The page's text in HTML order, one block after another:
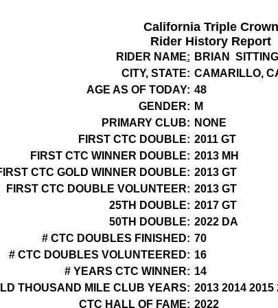
California Triple Crown
Rider History Report
RIDER NAME: BRIAN
CITY, STATE: CAMARILLO,
AGE AS OF TODAY: 48
GENDER: M
PRIMARY CLUB: NONE
FIRST CTC DOUBLE: 2011 GT
FIRST CTC WINNER DOUBLE: 2013 MH
CTC GOLD WINNER DOUBLE: 2013 GT
FIRST CTC DOUBLE VOLUNTEER: 2013 GT
25TH DOUBLE: 2017 GT
50TH DOUBLE: 2022 DA
# CTC DOUBLES FINISHED: 70
# CTC DOUBLES VOLUNTEERED: 16
# YEARS CTC WINNER: 14
THOUSAND MILE CLUB YEARS: 2013 2014 2015
CTC HALL OF FAME: 2022